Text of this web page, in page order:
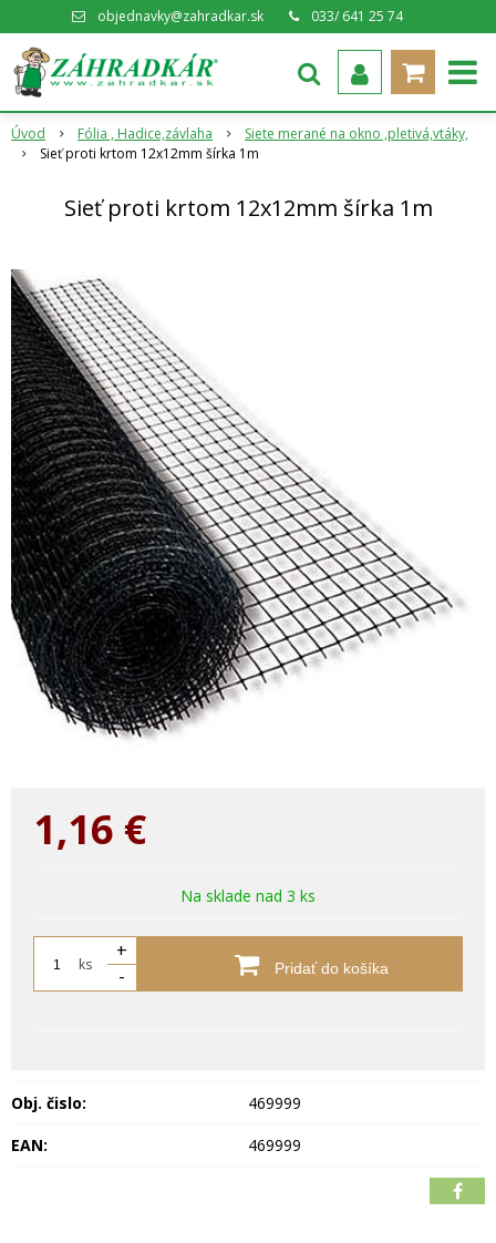
objednavky@zahradkar.sk 033/ 641 25 74
Úvod Fólia , Hadice,závlaha
Siete merané na okno ,pletivá,vtáky,
Sieť proti krtom 12x12mm šírka 1m
Sieť proti krtom 12x12mm šírka 1m
1,16 €
Na sklade nad 3 ks
ks
+
-
Pridať do košíka
Obj. čislo:
469999
EAN:
469999